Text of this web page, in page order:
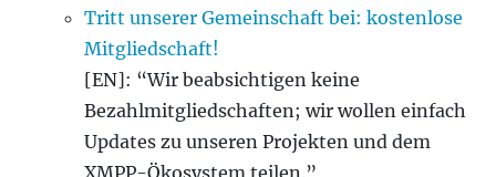
Tritt unserer Gemeinschaft bei: kostenlose
Mitgliedschaft!
[EN]: “Wir beabsichtigen keine
Bezahlmitgliedschaften; wir wollen einfach
Updates zu unseren Projekten und dem